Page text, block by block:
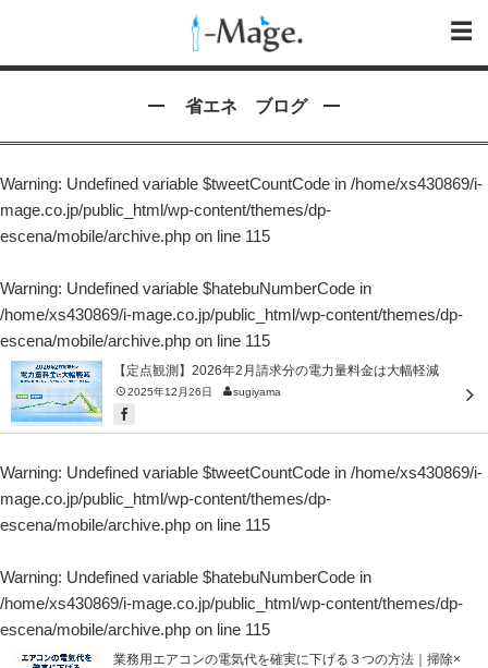
省エネ ブログ
Warning: Undefined variable $tweetCountCode in /home/xs430869/i-
mage.co.jp/public_html/wp-content/themes/dp-
escena/mobile/archive.php on line 115
Warning: Undefined variable $hatebuNumberCode in
/home/xs430869/i-mage.co.jp/public_html/wp-content/themes/dp-
escena/mobile/archive.php on line 115
【定点観測】2026年2月請求分の電力量料金は大幅軽減
2025年12月26日 sugiyama
Warning: Undefined variable $tweetCountCode in /home/xs430869/i-
mage.co.jp/public_html/wp-content/themes/dp-
escena/mobile/archive.php on line 115
Warning: Undefined variable $hatebuNumberCode in
/home/xs430869/i-mage.co.jp/public_html/wp-content/themes/dp-
escena/mobile/archive.php on line 115
業務用エアコンの電気代を確実に下げる３つの方法｜掃除×